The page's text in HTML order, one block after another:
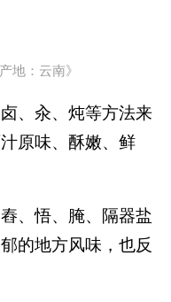
地：云南》
、汆、炖等方法来
原味、酥嫩、鲜
、悟、腌、隔器盐
的地方风味，也反